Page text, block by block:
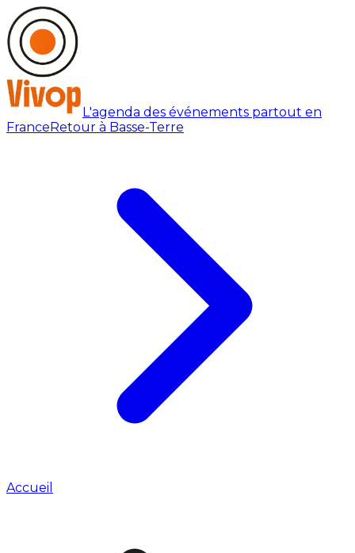
L'agenda des événements partout en
FranceRetour à Basse-Terre
Accueil